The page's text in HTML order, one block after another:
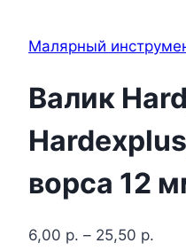
Малярный
Валик
ворса 12
6,00 р. – 25,50 р.